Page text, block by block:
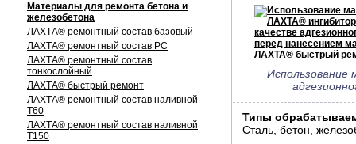
Материалы для ремонта бетона и
железобетона
ЛАХТА® ремонтный состав базовый
ЛАХТА® ремонтный состав РС
ЛАХТА® ремонтный состав
тонкослойный
ЛАХТА® быстрый ремонт
ЛАХТА® ремонтный состав наливной
Т60
ЛАХТА® ремонтный состав наливной
Т150
Типы
Сталь, бетон,